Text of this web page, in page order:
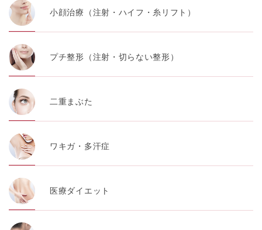
小顔治療（注射・ハイフ・糸リフト）
プチ整形（注射・切らない整形）
二重まぶた
ワキガ・多汗症
医療ダイエット